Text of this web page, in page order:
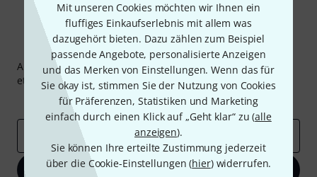
Mit unseren Cookies möchten wir Ihnen ein
fluffiges Einkaufserlebnis mit allem was
dazugehört bieten. Dazu zählen zum Beispiel
passende Angebote, personalisierte Anzeigen
und das Merken von Einstellungen. Wenn das für
Sie okay ist, stimmen Sie der Nutzung von Cookies
für Präferenzen, Statistiken und Marketing
einfach durch einen Klick auf „Geht klar“ zu (alle
anzeigen).
Sie können Ihre erteilte Zustimmung jederzeit
über die Cookie-Einstellungen (hier) widerrufen.
Thomann Newsletter
Abonniere den Thomann Newsletter und gewinne mit
etwas Glück einen von 50 Gutscheinenüber jeweils50€
Inspirierende Beiträge
Deals Thomann Insights
E-Mail-Adresse
Jetzt anmelden